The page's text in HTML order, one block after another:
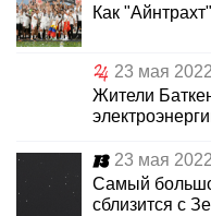
Как
23 мая
Жители
23 мая
Самый
сблизится с